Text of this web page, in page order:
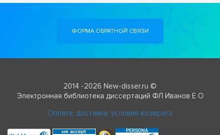
ФОРМА ОБРАТНОЙ СВЯЗИ
2014 -2026 New-disser.ru ©
Электронная библиотека диссертаций ФЛ Иванов Е О
Оплата, доставка, условия возврата